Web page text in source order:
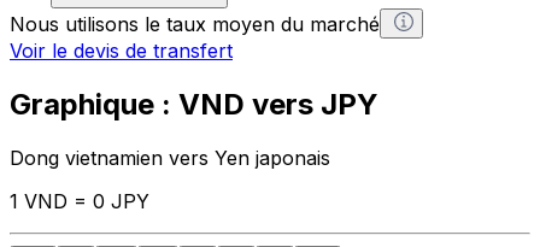
Nous utilisons le taux moyen du marché
Voir le devis de transfert
Graphique : VND vers JPY
Dong vietnamien vers Yen japonais
1 VND = 0 JPY